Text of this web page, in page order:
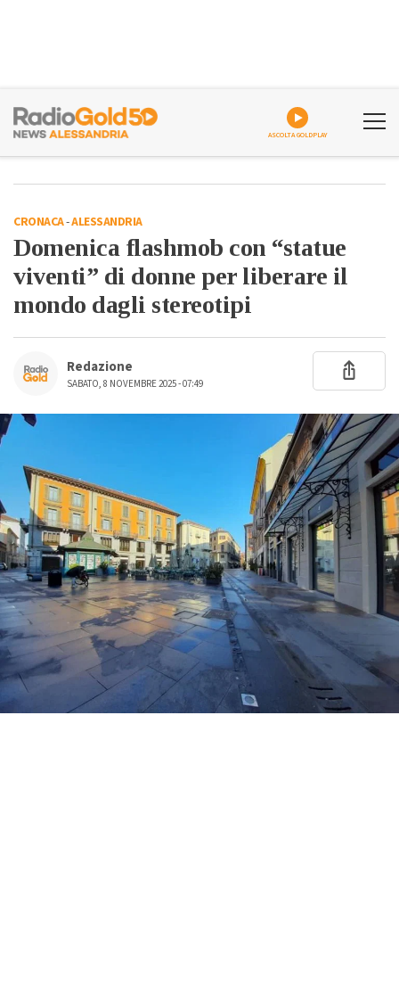
ASCOLTA GOLDPLAY
CRONACA-ALESSANDRIA
Domenica flashmob con “statue
viventi” di donne per liberare il
mondo dagli stereotipi
Redazione
SABATO, 8 NOVEMBRE 2025 - 07:49